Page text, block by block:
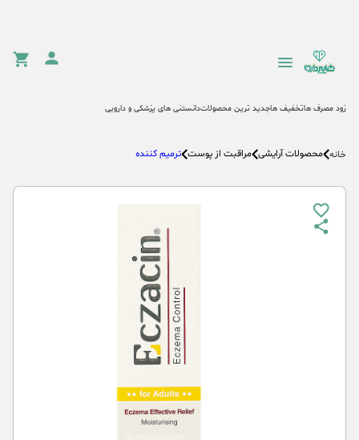
زود مصرف هاتخفیف هاجدید ترین محصولاتدانستنی های پزشکی و دارویی
خانه محصولات آرایشی مراقبت از پوست ترمیم کننده